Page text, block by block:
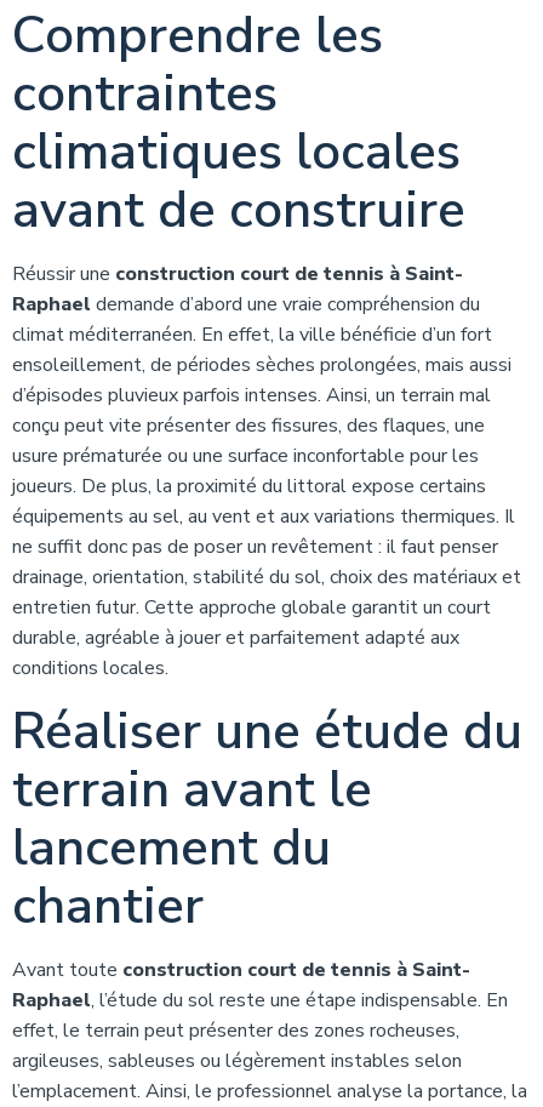
Comprendre les
contraintes
climatiques locales
avant de construire
Réussir une construction court de tennis à Saint-
Raphael demande d’abord une vraie compréhension du
climat méditerranéen. En effet, la ville bénéficie d’un fort
ensoleillement, de périodes sèches prolongées, mais aussi
d’épisodes pluvieux parfois intenses. Ainsi, un terrain mal
conçu peut vite présenter des fissures, des flaques, une
usure prématurée ou une surface inconfortable pour les
joueurs. De plus, la proximité du littoral expose certains
équipements au sel, au vent et aux variations thermiques. Il
ne suffit donc pas de poser un revêtement : il faut penser
drainage, orientation, stabilité du sol, choix des matériaux et
entretien futur. Cette approche globale garantit un court
durable, agréable à jouer et parfaitement adapté aux
conditions locales.
Réaliser une étude du
terrain avant le
lancement du
chantier
Avant toute construction court de tennis à Saint-
Raphael, l’étude du sol reste une étape indispensable. En
effet, le terrain peut présenter des zones rocheuses,
argileuses, sableuses ou légèrement instables selon
l’emplacement. Ainsi, le professionnel analyse la portance, la